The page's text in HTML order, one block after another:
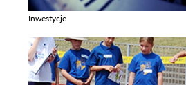
Inwestycje